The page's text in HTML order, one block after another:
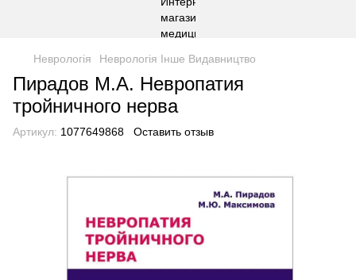
Неврологія Неврологія Інше Видавництво
Пирадов М.А. Невропатия
тройничного нерва
Артикул: 1077649868 Оставить отзыв